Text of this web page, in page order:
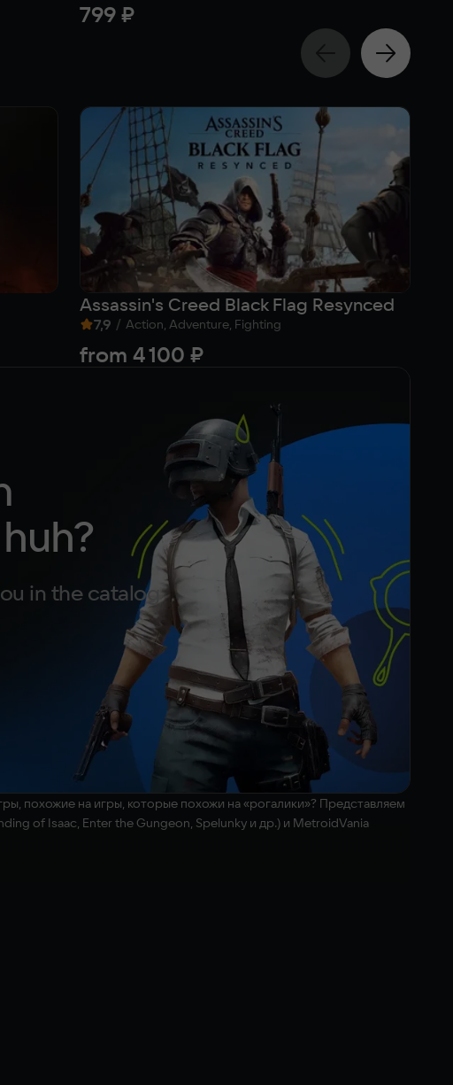
799 ₽
Assassin's Creed Black Flag Resynced
7,9 / Action, Adventure, Fighting
from 4 100 ₽
in the catalog
похожие на игры, которые похожи на «рогалики»? Представляем
of Isaac, Enter the Gungeon, Spelunky и др.) и MetroidVania
реиграбельность жанра Rogue-lite и всего одна жизнь, что